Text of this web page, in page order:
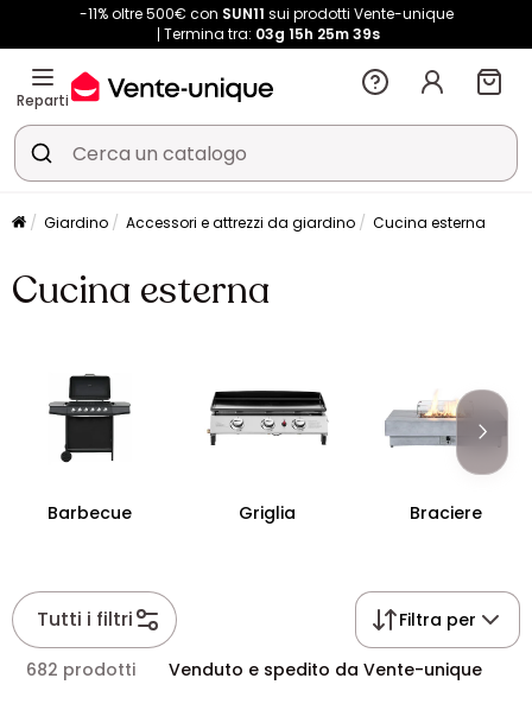
-11% oltre 500€ con SUN11 sui prodotti Vente-unique
Termina tra: 03g 15h 25m 39s
Reparti
Giardino Accessori e attrezzi da giardino Cucina esterna
Cucina esterna
Barbecue Griglia Braciere
Tutti i filtri Filtra per
682 prodotti Venduto e spedito da Vente-unique